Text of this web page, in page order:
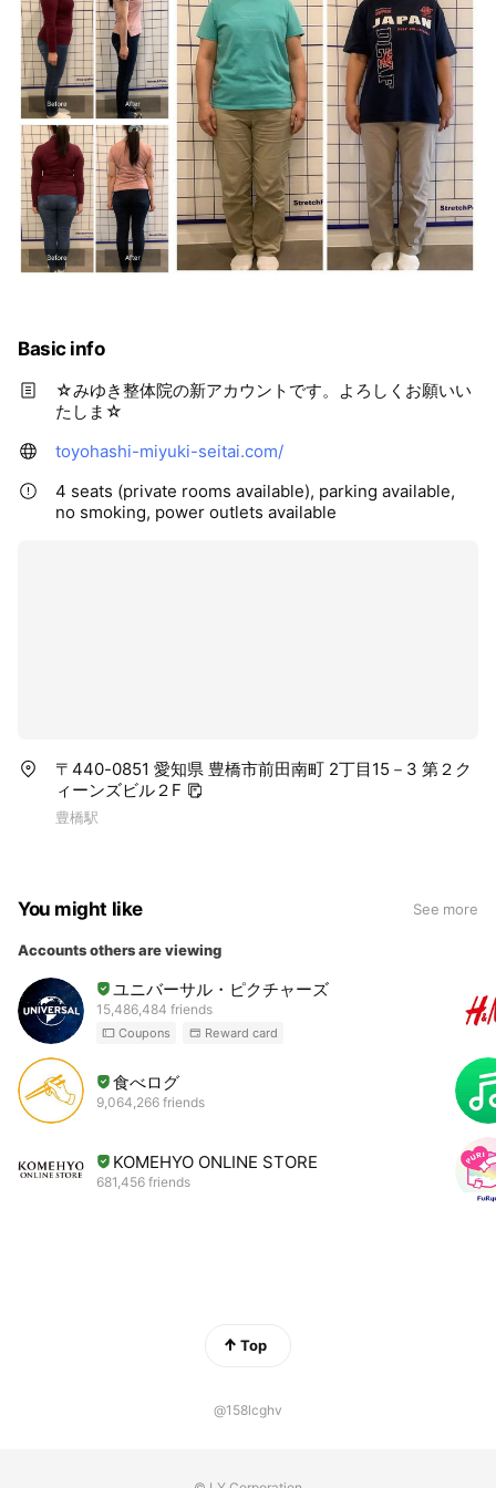
Basic info
☆みゆき整体院の新アカウントです。よろしくお願いい
たしま☆
toyohashi-miyuki-seitai.com/
4 seats (private rooms available), parking available,
no smoking, power outlets available
〒440-0851 愛知県 豊橋市前田南町 2丁目15－3 第２ク
ィーンズビル２F
豊橋駅
You might like See more
Accounts others are viewing
ユニバーサル・ピクチャーズ
15,486,484 friends
Coupons Reward card
食べログ
9,064,266 friends
KOMEHYO ONLINE STORE
681,456 friends
Top
@158lcghv